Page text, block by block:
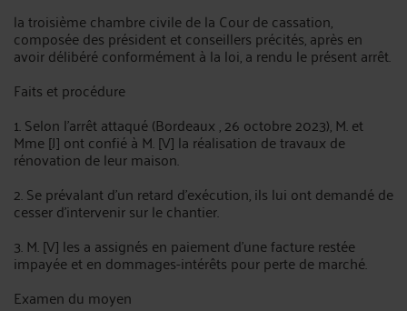
la troisième chambre civile de la Cour de cassation,
composée des président et conseillers précités, après en
avoir délibéré conformément à la loi, a rendu le présent arrêt.
Faits et procédure
1. Selon l'arrêt attaqué (Bordeaux , 26 octobre 2023), M. et
Mme [J] ont confié à M. [V] la réalisation de travaux de
rénovation de leur maison.
2. Se prévalant d'un retard d'exécution, ils lui ont demandé de
cesser d'intervenir sur le chantier.
3. M. [V] les a assignés en paiement d'une facture restée
impayée et en dommages-intérêts pour perte de marché.
Examen du moyen